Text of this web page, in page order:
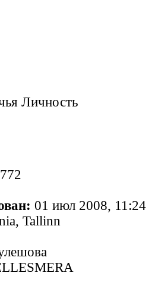
Личность
772
01 июл 2008, 11:24
Tallinn